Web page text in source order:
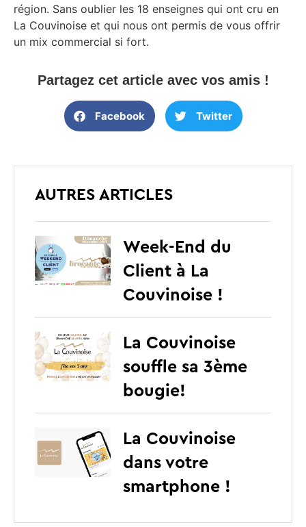
région. Sans oublier les 18 enseignes qui ont cru en
La Couvinoise et qui nous ont permis de vous offrir
un mix commercial si fort.
Partagez cet article avec vos amis !
Facebook Twitter
AUTRES ARTICLES
Week-End du
Client à La
Couvinoise !
La Couvinoise
souffle sa 3ème
bougie!
La Couvinoise
dans votre
smartphone !